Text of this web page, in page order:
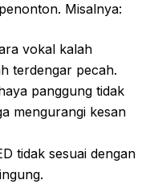
Misalnya:
vokal kalah
terdengar pecah.
panggung tidak
mengurangi kesan
tidak sesuai dengan